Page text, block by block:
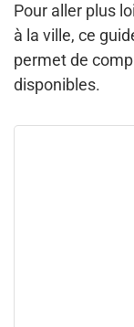
Pour aller plus
à la ville, ce
permet de
disponibles.